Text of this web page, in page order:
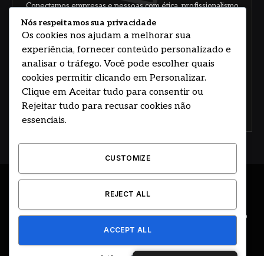
Conectamos empresas e pessoas com ética, profissionalismo
e responsabilidade.
Concorde com nossos termos e acordo de
© 2026 DESENVOLVIDO POR HOSTING PRIME BRASIL
ÚLTIMAS NOTÍCIAS DESTAQUES
CIDADE E REGIÃO
EDITORIAL EVENTOS
Nós respeitamos sua privacidade
Os cookies nos ajudam a melhorar sua
experiência, fornecer conteúdo personalizado e
analisar o tráfego. Você pode escolher quais
cookies permitir clicando em Personalizar.
Clique em Aceitar tudo para consentir ou
Rejeitar tudo para recusar cookies não
essenciais.
CUSTOMIZE
REJECT ALL
ACCEPT ALL